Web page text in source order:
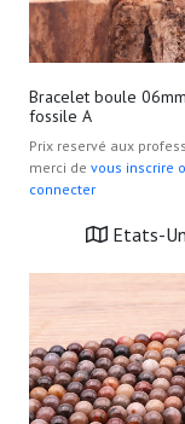
Bracelet boule
fossile A
Prix reservé aux
merci de vous inscrire
connecter
Etats-